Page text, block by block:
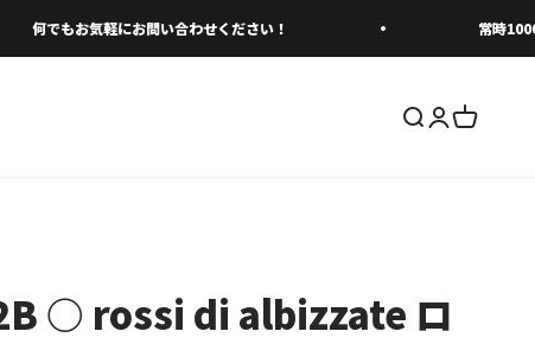
何でもお気軽にお問い合わせください！ 常時10000
検索を開く
アカウント
カートを
○ rossi di albizzate ロ